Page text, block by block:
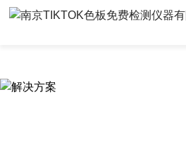
TIKTOK色板免费,TIKTOK色板免费